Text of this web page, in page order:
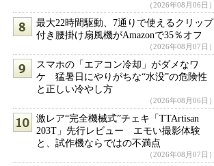
（2026年08月06日）
最大22時間駆動、7通りで使えるクリップ
付き腰掛け扇風機がAmazonで35％オフ
（2026年08月07日）
スマホの「エアコン冷却」がダメなワ
ケ 猛暑日にやりがちな“水没”の危険性
と正しい冷やし方
（2026年08月06日）
激レア“完全機械式”チェキ「TTArtisan
203T」先行レビュー エモい撮影体験
と、試作機ならではの不満点
（2026年08月07日）